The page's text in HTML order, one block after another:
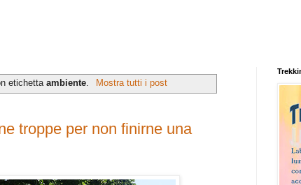
etichettaambiente Mostra tutti i post
troppe per non finirne una